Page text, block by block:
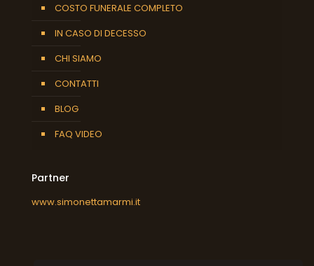
COSTO FUNERALE COMPLETO
IN CASO DI DECESSO
CHI SIAMO
CONTATTI
BLOG
FAQ VIDEO
Partner
www.simonettamarmi.it